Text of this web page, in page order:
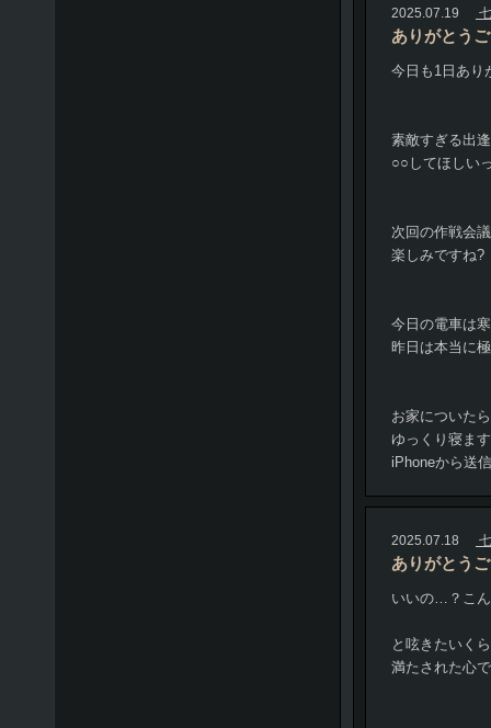
2025.07.19
ありがとう
今日も1日あり
素敵すぎる出
○○してほしい
次回の作戦会
楽しみですね?
今日の電車は
昨日は本当に
お家についた
ゆっくり寝ま
iPhoneから送信
2025.07.18
ありがとう
いいの…？こ
と呟きたいく
満たされた心